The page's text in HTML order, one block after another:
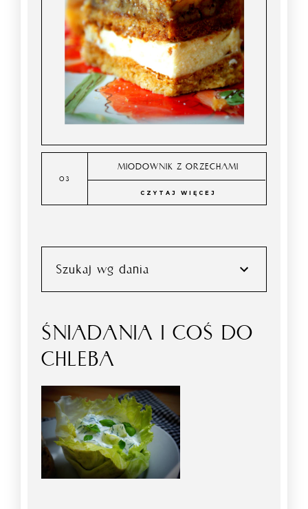
MIODOWNIK Z ORZECHAMI
CZYTAJ WIĘCEJ
Szukaj wg dania
ŚNIADANIA I COŚ DO
CHLEBA